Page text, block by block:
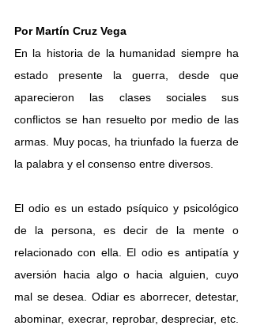
Por Martín Cruz Vega
En la historia de la humanidad siempre ha
estado presente la guerra, desde que
aparecieron las clases sociales sus
conflictos se han resuelto por medio de las
armas. Muy pocas, ha triunfado la fuerza de
la palabra y el consenso entre diversos.
El odio es un estado psíquico y psicológico
de la persona, es decir de la mente o
relacionado con ella. El odio es antipatía y
aversión hacia algo o hacia alguien, cuyo
mal se desea. Odiar es aborrecer, detestar,
abominar, execrar, reprobar, despreciar, etc.